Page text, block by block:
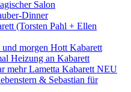
Salon
Dinner
(Torsten Pahl + Ellen
morgen Hott Kabarett
Heizung an Kabarett
mehr Lametta Kabarett NEU
& Sebastian für